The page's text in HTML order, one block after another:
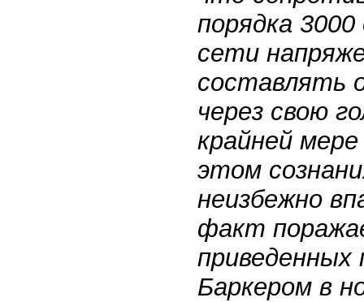
порядка
сети
составлять
через свою
крайней
этом
неизбежно
факт
приведенных
Баркером в